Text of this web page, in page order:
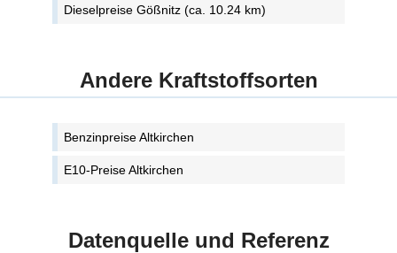
Dieselpreise Gößnitz (ca. 10.24 km)
Andere Kraftstoffsorten
Benzinpreise Altkirchen
E10-Preise Altkirchen
Datenquelle und Referenz